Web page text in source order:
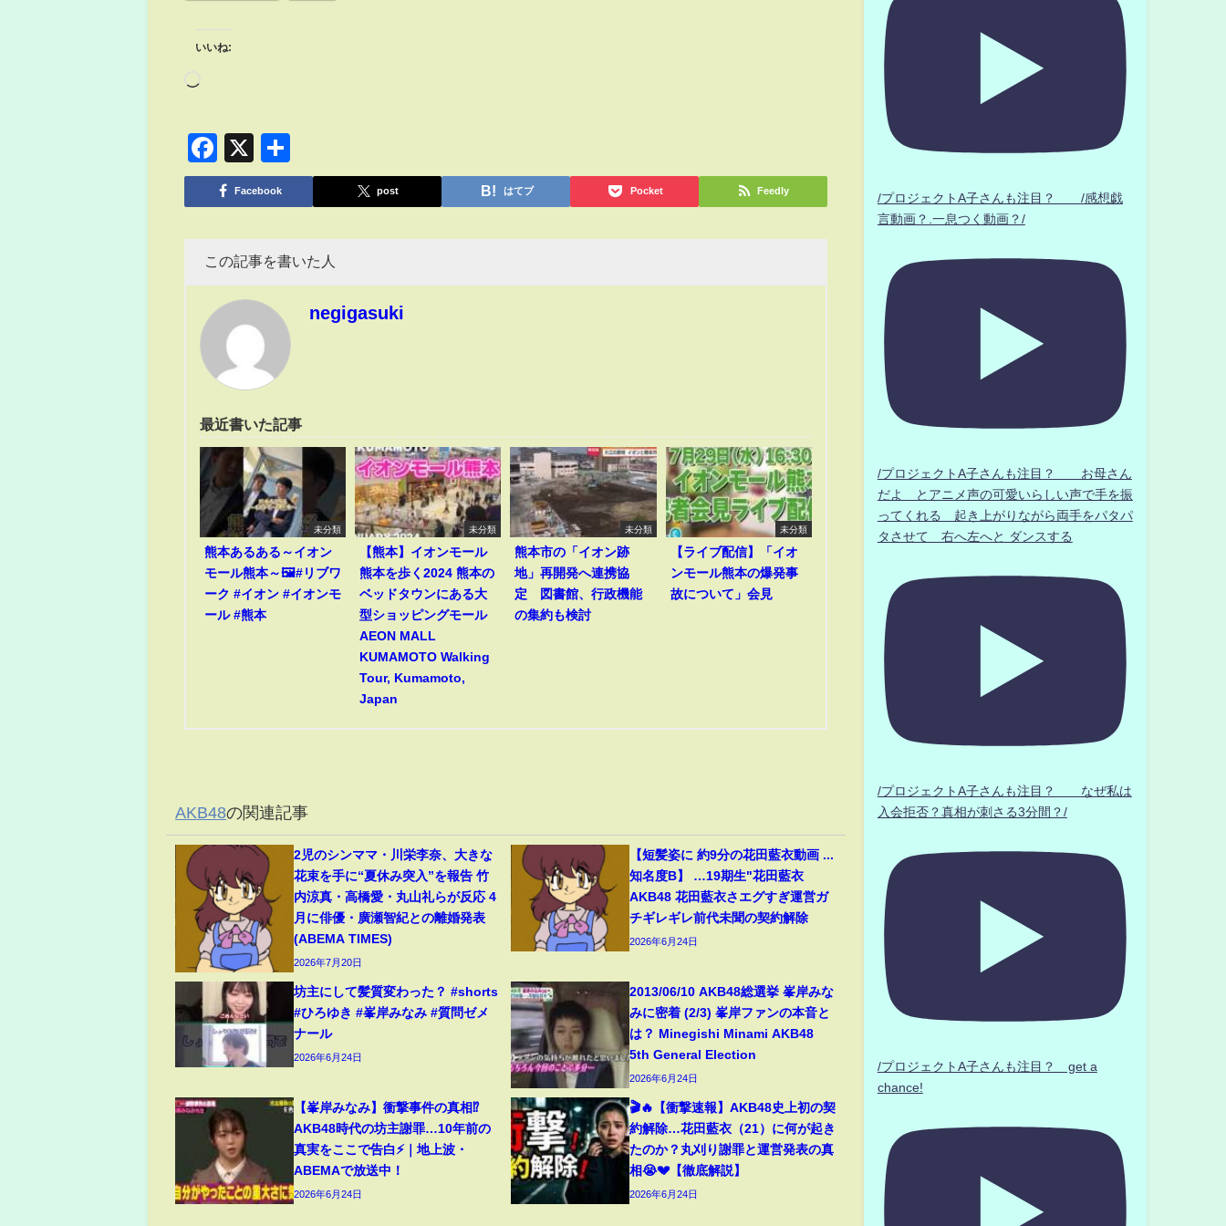
いいね:
Facebook
X
有
Facebook post はてブ Pocket Feedly
この記事を書いた人
negigasuki
最近書いた記事
未分類
熊本あるある～イオン
モール熊本～🖼️#リブワ
ーク #イオン #イオンモ
ール #熊本
未分類
【熊本】イオンモール
熊本を歩く2024 熊本の
ベッドタウンにある大
型ショッピングモール
AEON MALL
KUMAMOTO Walking
Tour, Kumamoto,
Japan
未分類
熊本市の「イオン跡
地」再開発へ連携協
定 図書館、行政機能
の集約も検討
未分類
【ライブ配信】「イオ
ンモール熊本の爆発事
故について」会見
AKB48の関連記事
2児のシンママ・川栄李奈、大きな
花束を手に“夏休み突入”を報告 竹
内涼真・高橋愛・丸山礼らが反応 4
月に俳優・廣瀬智紀との離婚発表
(ABEMA TIMES)
2026年7月20日
【短髪姿に 約9分の花田藍衣動画 ...
知名度B】 …19期生"花田藍衣
AKB48 花田藍衣さエグすぎ運営ガ
チギレギレ前代未聞の契約解除
2026年6月24日
坊主にして髪質変わった？ #shorts
#ひろゆき #峯岸みなみ #質問ゼメ
ナール
2026年6月24日
2013/06/10 AKB48総選挙 峯岸みな
みに密着 (2/3) 峯岸ファンの本音と
は？ Minegishi Minami AKB48
5th General Election
2026年6月24日
【峯岸みなみ】衝撃事件の真相⁉️
AKB48時代の坊主謝罪…10年前の
真実をここで告白⚡️｜地上波・
ABEMAで放送中！
2026年6月24日
🎬🔥【衝撃速報】AKB48史上初の契
約解除…花田藍衣（21）に何が起き
たのか？丸刈り謝罪と運営発表の真
相😭💔【徹底解説】
2026年6月24日
/プロジェクトA子さんも注目？ /感想戯
言動画？.一息つく動画？/
/プロジェクトA子さんも注目？ お母さん
だよ とアニメ声の可愛いらしい声で手を振
ってくれる 起き上がりながら両手をパタパ
タさせて 右へ左へと ダンスする
/プロジェクトA子さんも注目？ なぜ私は
入会拒否？真相が刺さる3分間？/
/プロジェクトA子さんも注目？ get a
chance!